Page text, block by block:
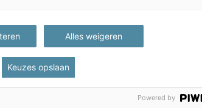
Snel naar
Alles weigeren
Keuzes opslaan
Powered by